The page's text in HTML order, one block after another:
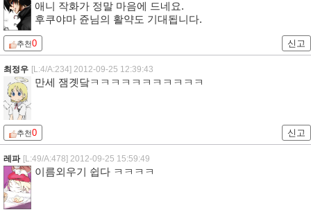
애니 작화가 정말 마음에 드네요.
후쿠야마 쥰님의 활약도 기대됩니다.
추천0 신고
최정우 [L:4/A:234] 2012-09-25 12:39:43
만세 잼곗닼ㅋㅋㅋㅋㅋㅋㅋㅋㅋㅋㅋ
추천0 신고
레파 [L:49/A:478] 2012-09-25 15:59:49
이름외우기 쉽다 ㅋㅋㅋㅋ